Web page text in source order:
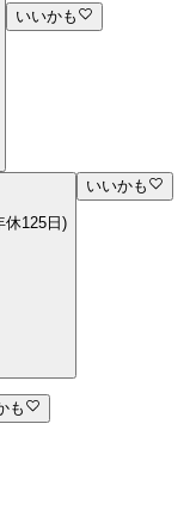
いいかも
休125日)
いいかも
も